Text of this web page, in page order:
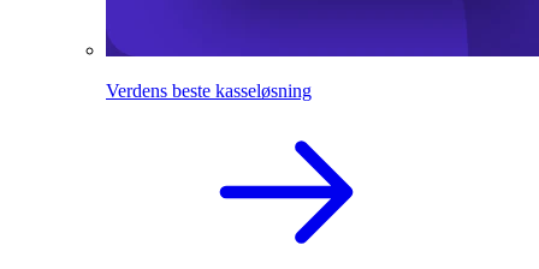
Verdens beste kasseløsning